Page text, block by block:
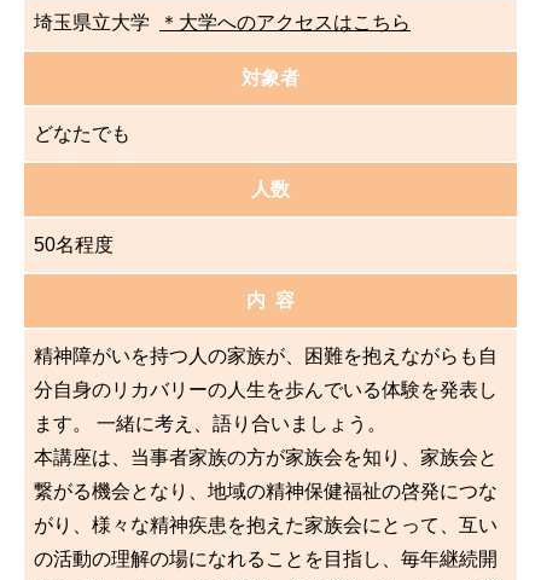
埼玉県立大学 ＊大学へのアクセスはこちら
対象者
どなたでも
人数
50名程度
内 容
精神障がいを持つ人の家族が、困難を抱えながらも自
分自身のリカバリーの人生を歩んでいる体験を発表し
ます。 一緒に考え、語り合いましょう。
本講座は、当事者家族の方が家族会を知り、家族会と
繋がる機会となり、地域の精神保健福祉の啓発につな
がり、様々な精神疾患を抱えた家族会にとって、互い
の活動の理解の場になれることを目指し、毎年継続開